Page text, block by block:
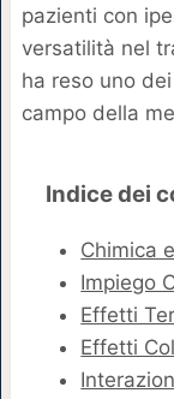
pazienti con
versatilità nel
ha reso uno
campo della
Indice dei
Chimica
Impiego
Effetti
Effetti